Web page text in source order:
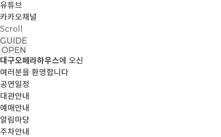
유튜브
카카오채널
Scroll
GUIDE
OPEN
대구오페라하우스에 오신
여러분을 환영합니다
공연일정
대관안내
예매안내
알림마당
주차안내